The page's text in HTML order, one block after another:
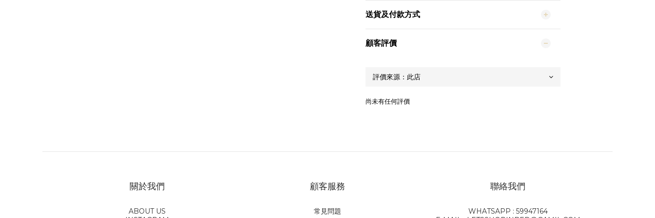
送貨及付款方式
顧客評價
尚未有任何評價
關於我們
ABOUT US
顧客服務
常見問題
聯絡我們
WHATSAPP : 59947164